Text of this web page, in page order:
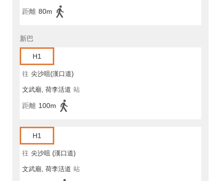
距離 80m
新巴
H1
往 尖沙咀(漢口道)
文武廟, 荷李活道 站
距離 100m
H1
往 尖沙咀 (漢口道)
文武廟, 荷李活道 站